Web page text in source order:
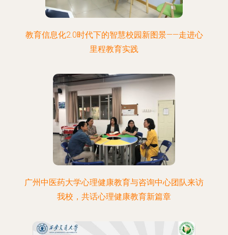
教育信息化2.0时代下的智慧校园新图景——走进心
里程教育实践
广州中医药大学心理健康教育与咨询中心团队来访
我校，共话心理健康教育新篇章